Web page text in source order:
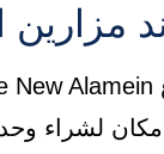
مزارين
لشراء